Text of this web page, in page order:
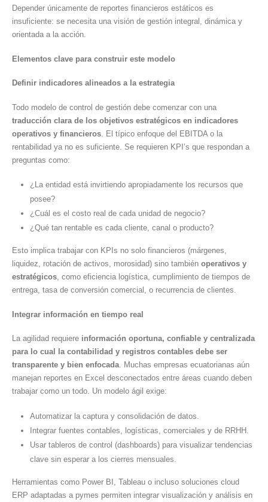
Depender únicamente de reportes financieros estáticos es
insuficiente: se necesita una visión de gestión integral, dinámica y
orientada a la acción.
Elementos clave para construir este modelo
Definir indicadores alineados a la estrategia
Todo modelo de control de gestión debe comenzar con una
traducción clara de los objetivos estratégicos en indicadores
operativos y financieros . El típico enfoque del EBITDA o la
rentabilidad ya no es suficiente. Se requieren KPI’s que respondan a
preguntas como:
¿La entidad está invirtiendo apropiadamente los recursos que
posee?
¿Cuál es el costo real de cada unidad de negocio?
¿Qué tan rentable es cada cliente, canal o producto?
Esto implica trabajar con KPIs no solo financieros (márgenes,
liquidez, rotación de activos, morosidad) sino también operativos y
estratégicos, como eficiencia logística, cumplimiento de tiempos de
entrega, tasa de conversión comercial, o recurrencia de clientes.
Integrar información en tiempo real
La agilidad requiere información oportuna, confiable y centralizada
para lo cual la contabilidad y registros contables debe ser
transparente y bien enfocada. Muchas empresas ecuatorianas aún
manejan reportes en Excel desconectados entre áreas cuando deben
trabajar como un todo. Un modelo ágil exige:
Automatizar la captura y consolidación de datos.
Integrar fuentes contables, logísticas, comerciales y de RRHH.
Usar tableros de control (dashboards) para visualizar tendencias
clave sin esperar a los cierres mensuales.
Herramientas como Power BI, Tableau o incluso soluciones cloud
ERP adaptadas a pymes permiten integrar visualización y análisis en